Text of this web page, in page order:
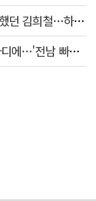
거꾸로 된 태극기에 "X돌았네" 분노했던 김희철…하루만에 사과
李대통령 "앞으로 광주특별시" 한마디에…'전남 빠진 약칭' 논란 재점화